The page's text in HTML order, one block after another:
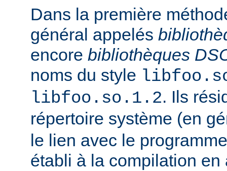
Dans la première
général appelés
encore bibliothèques
noms du style
libfoo.so.1.2. Ils
répertoire système (en
le lien avec le
établi à la compilation